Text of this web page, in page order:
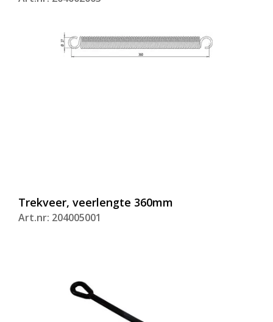
Trekveer, veerlengte 360mm
Art.nr: 204005001